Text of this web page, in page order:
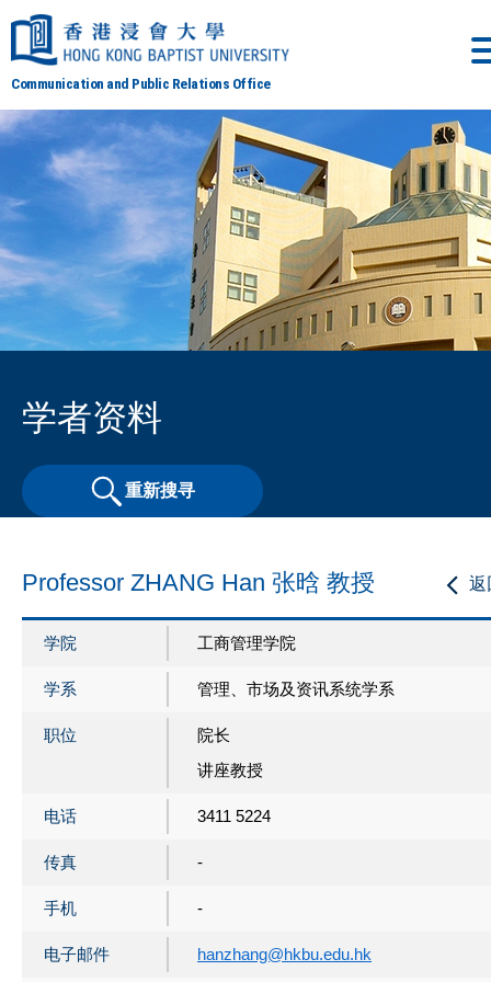
Communication and Public Relations Office
学者资料
重新搜寻
返
Professor ZHANG Han 张晗 教授
学院 工商管理学院
学系 管理、市场及资讯系统学系
职位
院长
讲座教授
电话 3411 5224
传真 -
手机 -
电子邮件 hanzhang@hkbu.edu.hk